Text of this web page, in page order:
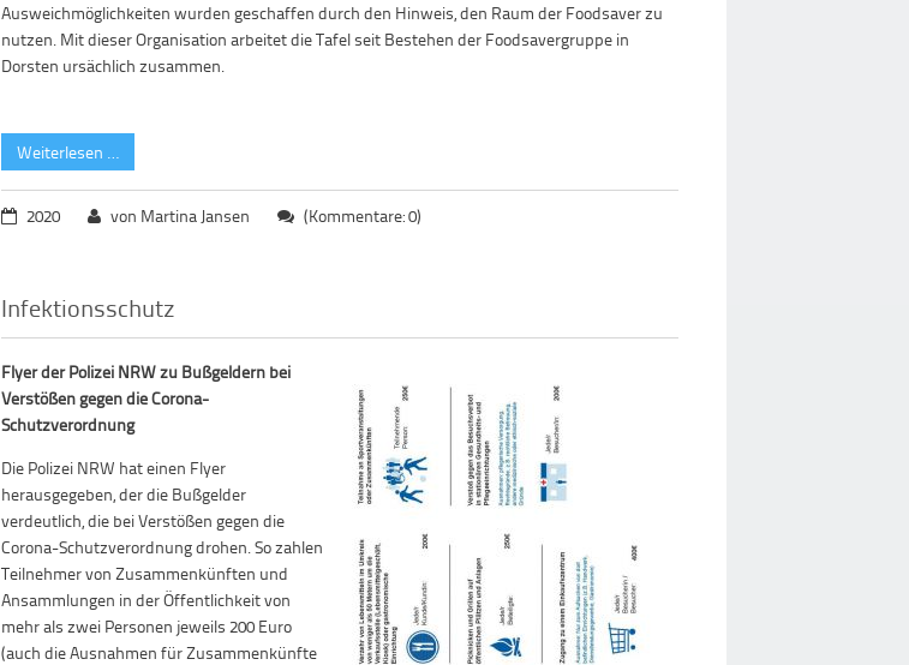
Ausweichmöglichkeiten wurden geschaffen durch den Hinweis, den Raum der Foodsaver zu
nutzen. Mit dieser Organisation arbeitet die Tafel seit Bestehen der Foodsavergruppe in
Dorsten ursächlich zusammen.
Weiterlesen …
2020 von Martina Jansen (Kommentare: 0)
Infektionsschutz
Flyer der Polizei NRW zu Bußgeldern bei
Verstößen gegen die Corona-
Schutzverordnung
Die Polizei NRW hat einen Flyer
herausgegeben, der die Bußgelder
verdeutlich, die bei Verstößen gegen die
Corona-Schutzverordnung drohen. So zahlen
Teilnehmer von Zusammenkünften und
Ansammlungen in der Öffentlichkeit von
mehr als zwei Personen jeweils 200 Euro
(auch die Ausnahmen für Zusammenkünfte